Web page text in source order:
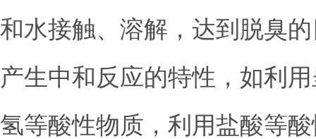
和水接触、溶解，达到脱臭
产生中和反应的特性，如利
氢等酸性物质，利用盐酸等